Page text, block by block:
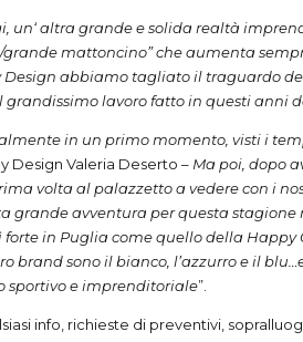
un‘ altra grande e solida realtà
grande mattoncino” che aumenta
Design abbiamo tagliato il traguardo dei
grandissimo lavoro fatto in questi anni
in un primo momento, visti i
Design Valeria Deserto – Ma poi, dopo
volta al palazzetto a vedere con i
grande avventura per questa
forte in Puglia come quello della
brand sono il bianco, l’azzurro e il
sportivo e imprenditoriale”.
info, richieste di preventivi,